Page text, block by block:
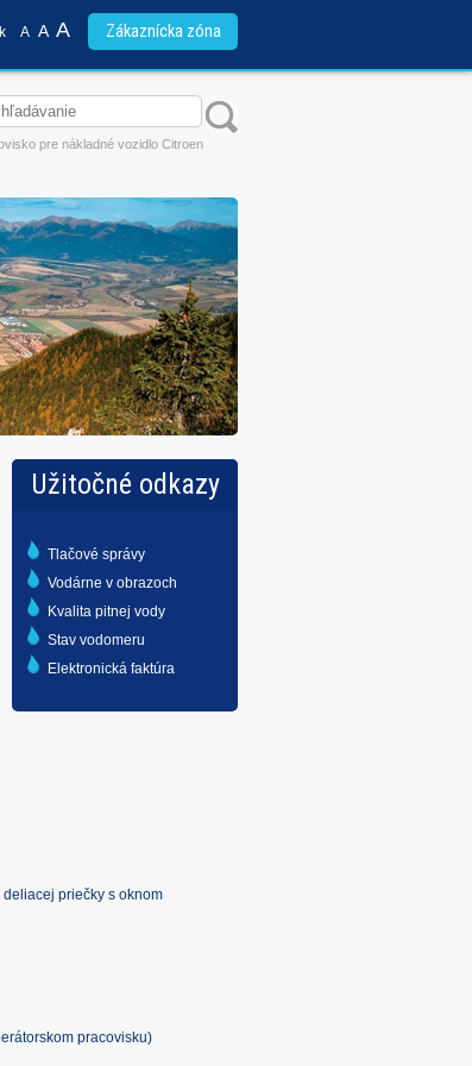
A A A Zákaznícka zóna
pre nákladné vozidlo Citroen
Užitočné odkazy
Tlačové správy
Vodárne v obrazoch
Kvalita pitnej vody
Stav vodomeru
Elektronická faktúra
priečky s oknom
pracovisku)